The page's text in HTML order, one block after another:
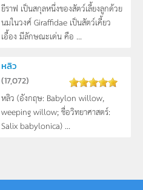
ยีราฟ เป็นสกุลหนึ่งของสัตว์เลี้ยงลูกด้วย
นมในวงศ์ Giraffidae เป็นสัตว์เคี้ยว
เอื้อง มีลักษณะเด่น คือ ...
หลิว
(17,072)
หลิว (อังกฤษ: Babylon willow,
weeping willow; ชื่อวิทยาศาสตร์:
Salix babylonica) ...